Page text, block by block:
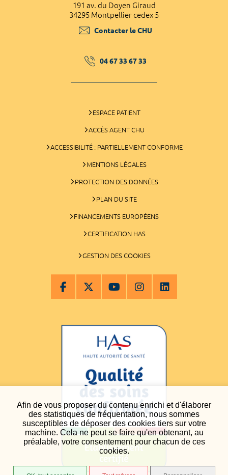
Afin de vous proposer du contenu enrichi et d'élaborer
des statistiques de fréquentation, nous sommes
susceptibles de déposer des cookies tiers sur votre
machine. Cela ne peut se faire qu'en obtenant, au
préalable, votre consentement pour chacun de ces
cookies.
191 av. du Doyen Giraud
34295 Montpellier cedex 5
Contacter le CHU
04 67 33 67 33
ESPACE PATIENT
ACCÈS AGENT CHU
ACCESSIBILITÉ : PARTIELLEMENT CONFORME
MENTIONS LÉGALES
PROTECTION DES DONNÉES
PLAN DU SITE
FINANCEMENTS EUROPÉENS
CERTIFICATION HAS
GESTION DES COOKIES